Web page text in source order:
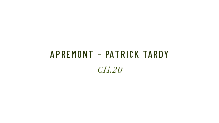
APREMONT – PATRICK TARDY
€11.20